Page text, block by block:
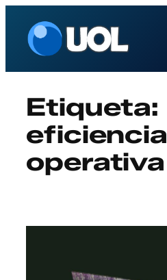
contenido
Etiqueta:
eficiencia
operativa